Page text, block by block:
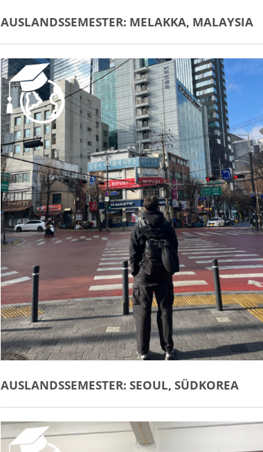
AUSLANDSSEMESTER: MELAKKA, MALAYSIA
AUSLANDSSEMESTER: SEOUL, SÜDKOREA